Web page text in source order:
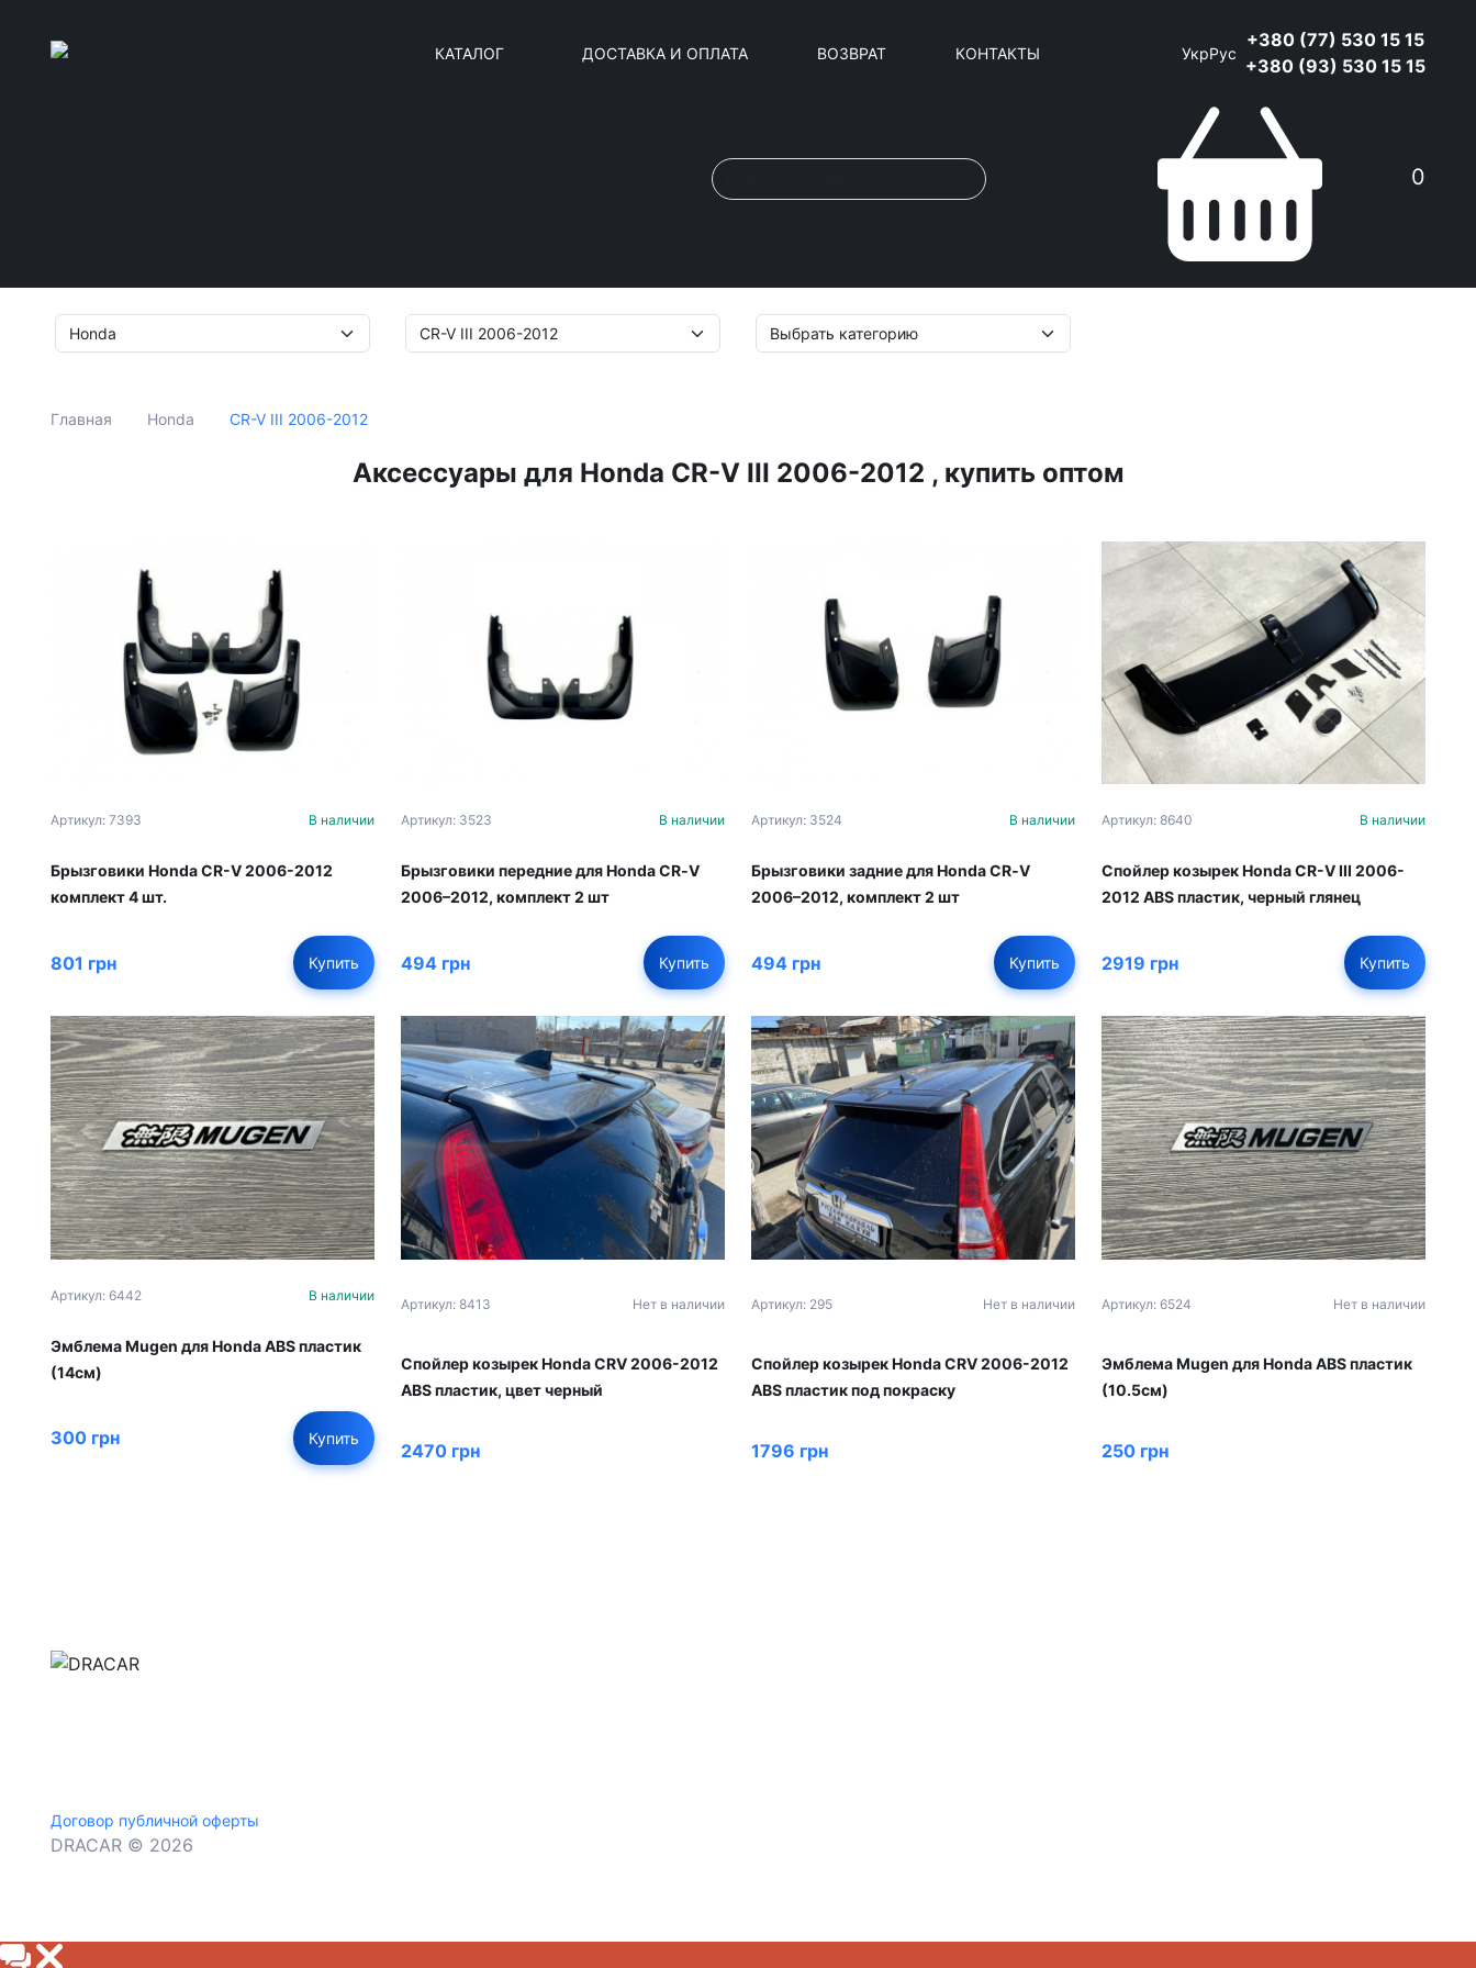
КАТАЛОГ ДОСТАВКА И ОПЛАТА ВОЗВРАТ КОНТАКТЫ УкрРус
+380 (77) 530 15 15
+380 (93) 530 15 15
0
Главная Honda CR-V III 2006-2012
Аксессуары для Honda CR-V III 2006-2012 , купить оптом
Артикул: 7393 В наличии
Брызговики Honda CR-V 2006-2012
комплект 4 шт.
801 грн Купить
Артикул: 3523 В наличии
Брызговики передние для Honda CR‑V
2006–2012, комплект 2 шт
494 грн Купить
Артикул: 3524 В наличии
Брызговики задние для Honda CR‑V
2006–2012, комплект 2 шт
494 грн Купить
Артикул: 8640 В наличии
Спойлер козырек Honda CR-V III 2006-
2012 ABS пластик, черный глянец
2919 грн Купить
Артикул: 6442 В наличии
Эмблема Mugen для Honda ABS пластик
(14см)
300 грн Купить
Артикул: 8413 Нет в наличии
Спойлер козырек Honda CRV 2006-2012
ABS пластик, цвет черный
2470 грн
Артикул: 295 Нет в наличии
Спойлер козырек Honda CRV 2006-2012
ABS пластик под покраску
1796 грн
Артикул: 6524 Нет в наличии
Эмблема Mugen для Honda ABS пластик
(10.5см)
250 грн
Договор публичной оферты
DRACAR © 2026